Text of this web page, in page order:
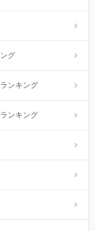
グ
ンキング
ンキング